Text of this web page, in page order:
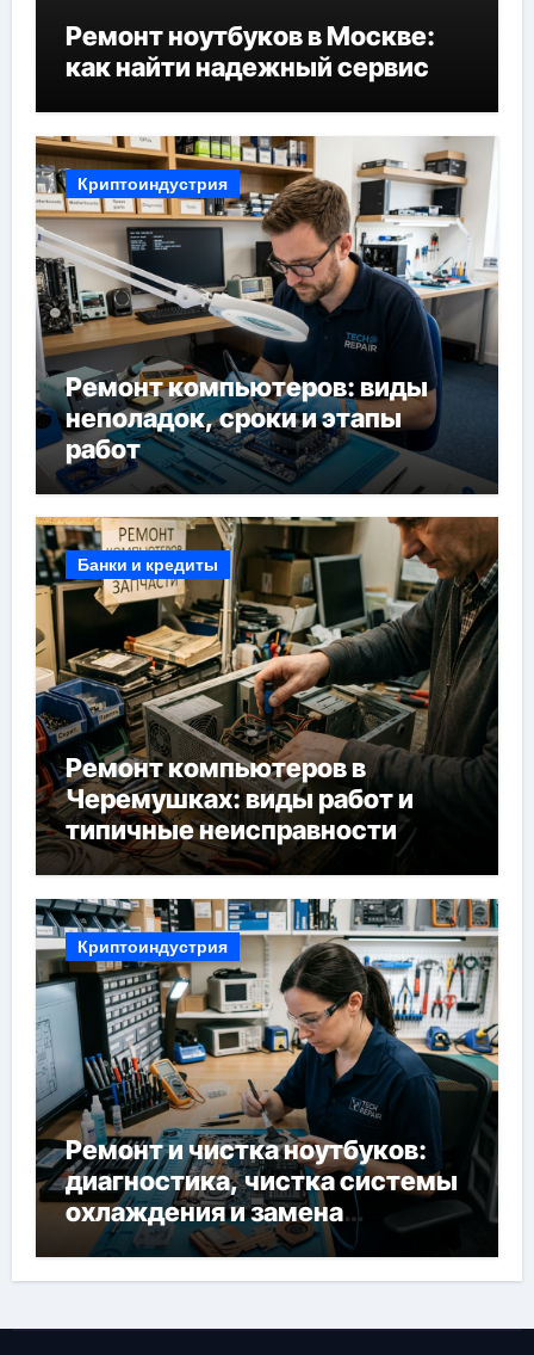
Ремонт ноутбуков в Москве:
как найти надежный сервис
Криптоиндустрия
Ремонт компьютеров: виды
неполадок, сроки и этапы
работ
Банки и кредиты
Ремонт компьютеров в
Черемушках: виды работ и
типичные неисправности
Криптоиндустрия
Ремонт и чистка ноутбуков:
диагностика, чистка системы
охлаждения и замена
компонентов